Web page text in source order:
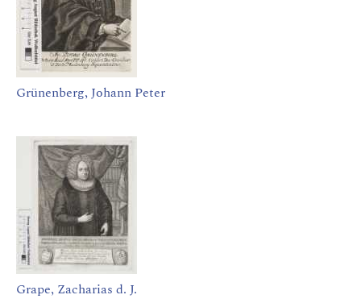
Grünenberg, Johann Peter
Grape, Zacharias d. J.